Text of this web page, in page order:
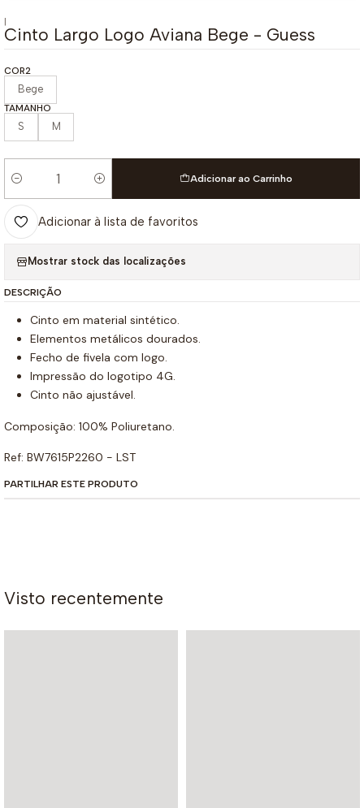
|
Cinto Largo Logo Aviana Bege - Guess
COR2
Bege
TAMANHO
S M
Quantidade
Adicionar ao Carrinho
Adicionar à lista de favoritos
Mostrar stock das localizações
DESCRIÇÃO
Cinto em material sintético.
Elementos metálicos dourados.
Fecho de fivela com logo.
Impressão do logotipo 4G.
Cinto não ajustável.
Composição: 100% Poliuretano.
Ref: BW7615P2260 - LST
PARTILHAR ESTE PRODUTO
Visto recentemente